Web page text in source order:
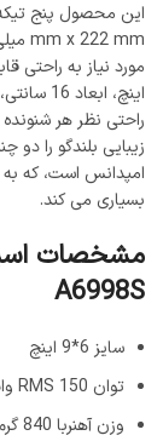
راحتی نظر هر
امپدانس است، که
بسیاری می کند.
A6998S
سایز 6*9 اینچ
توان RMS 150 وات
وزن آهنربا 840 گرم